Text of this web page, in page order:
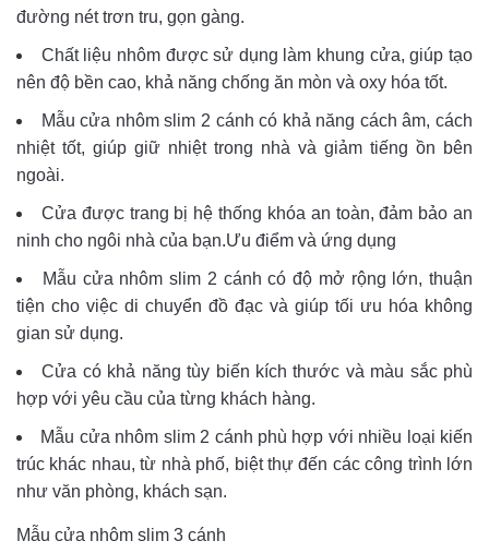
đường nét trơn tru, gọn gàng.
Chất liệu nhôm được sử dụng làm khung cửa, giúp tạo
nên độ bền cao, khả năng chống ăn mòn và oxy hóa tốt.
Mẫu cửa nhôm slim 2 cánh có khả năng cách âm, cách
nhiệt tốt, giúp giữ nhiệt trong nhà và giảm tiếng ồn bên
ngoài.
Cửa được trang bị hệ thống khóa an toàn, đảm bảo an
ninh cho ngôi nhà của bạn.Ưu điểm và ứng dụng
Mẫu cửa nhôm slim 2 cánh có độ mở rộng lớn, thuận
tiện cho việc di chuyển đồ đạc và giúp tối ưu hóa không
gian sử dụng.
Cửa có khả năng tùy biến kích thước và màu sắc phù
hợp với yêu cầu của từng khách hàng.
Mẫu cửa nhôm slim 2 cánh phù hợp với nhiều loại kiến
trúc khác nhau, từ nhà phố, biệt thự đến các công trình lớn
như văn phòng, khách sạn.
Mẫu cửa nhôm slim 3 cánh